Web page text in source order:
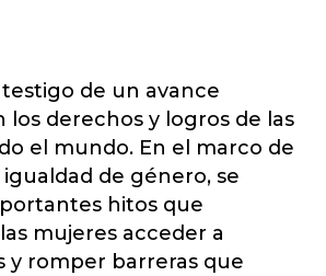
testigo de un avance
los derechos y logros de las
el mundo. En el marco de
igualdad de género, se
hitos que
mujeres acceder a
y romper barreras que